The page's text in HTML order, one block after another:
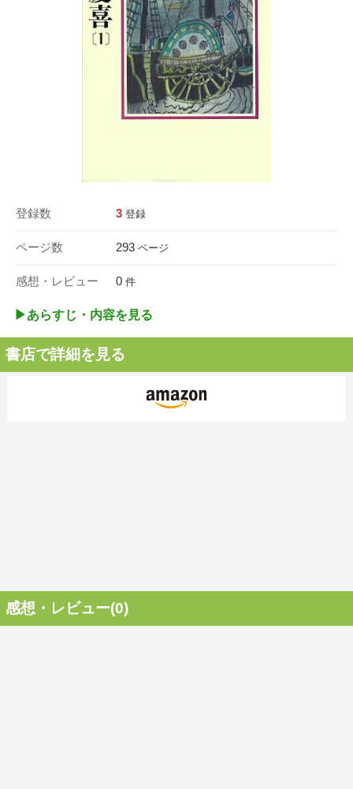
登録数 3 登録
ページ数 293 ページ
感想・レビュー 0 件
▶︎あらすじ・内容を見る
書店で詳細を見る
感想・レビュー(0)